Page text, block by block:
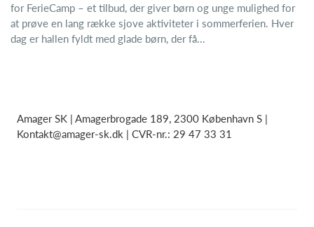
for FerieCamp – et tilbud, der giver børn og unge mulighed for
at prøve en lang række sjove aktiviteter i sommerferien. Hver
dag er hallen fyldt med glade børn, der få...
Amager SK | Amagerbrogade 189, 2300 København S |
Kontakt@amager-sk.dk | CVR-nr.: 29 47 33 31